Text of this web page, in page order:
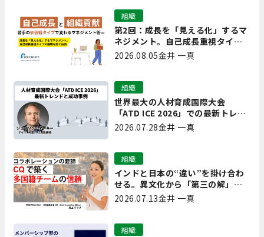
第2回：成長を「見える化」するマ
ネジメント。自己成長重視タイプ
の離職を防ぐ技術
組織
2026.08.05金井 一真
世界最大の人材育成国際大会
「ATD ICE 2026」での最新トレン
ドと成功事例｜「重要で実用的
な、日本にも合う」ホットトピッ
組織
2026.07.28金井 一真
インドと日本の“違い”を掛け合わ
せる。異文化から「第三の解」を
生み出す実践【現場を変えるCQ白
組織
2026.07.13金井 一真
組織